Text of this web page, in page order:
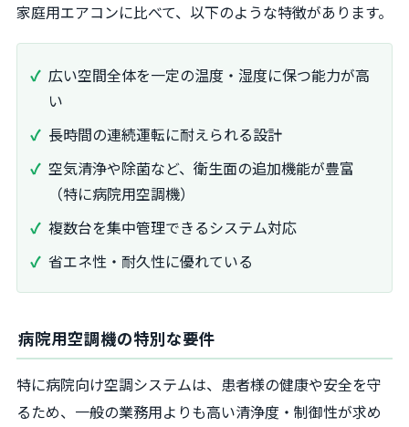
家庭用エアコンに比べて、以下のような特徴があります。
広い空間全体を一定の温度・湿度に保つ能力が高
い
長時間の連続運転に耐えられる設計
空気清浄や除菌など、衛生面の追加機能が豊富
（特に病院用空調機）
複数台を集中管理できるシステム対応
省エネ性・耐久性に優れている
病院用空調機の特別な要件
特に病院向け空調システムは、患者様の健康や安全を守
るため、一般の業務用よりも高い清浄度・制御性が求め